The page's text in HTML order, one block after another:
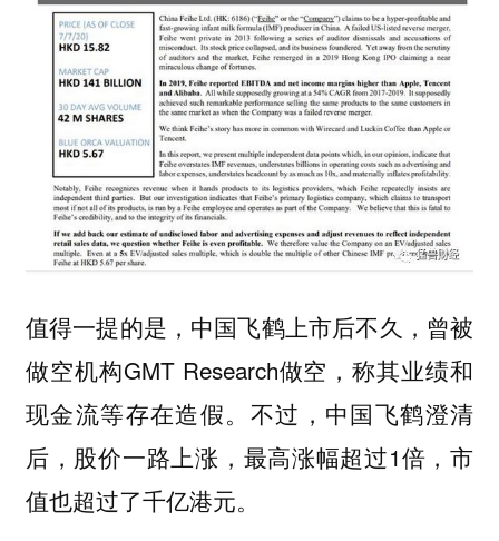
值得一提的是，中国飞鹤上市后不久，曾被
做空机构GMT Research做空，称其业绩和
现金流等存在造假。不过，中国飞鹤澄清
后，股价一路上涨，最高涨幅超过1倍，市
值也超过了千亿港元。